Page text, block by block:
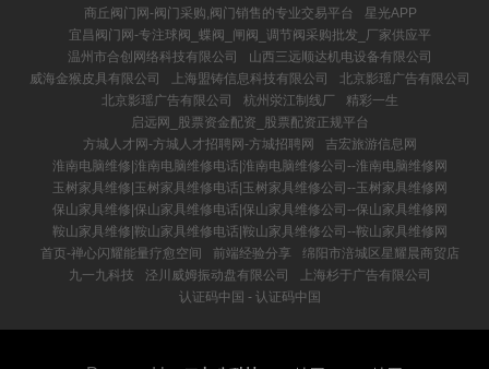
商丘阀门网-阀门采购,阀门销售的专业交易平台
星光APP
宜昌阀门网-专注球阀_蝶阀_闸阀_调节阀采购批发_厂家供应平
温州市合创网络科技有限公司
山西三远顺达机电设备有限公司
威海金猴皮具有限公司
上海盟铸信息科技有限公司
北京影瑶广告有限公司
北京影瑶广告有限公司
杭州泶江制线厂
精彩一生
启远网_股票资金配资_股票配资正规平台
方城人才网-方城人才招聘网-方城招聘网
吉宏旅游信息网
淮南电脑维修|淮南电脑维修电话|淮南电脑维修公司--淮南电脑维修网
玉树家具维修|玉树家具维修电话|玉树家具维修公司--玉树家具维修网
保山家具维修|保山家具维修电话|保山家具维修公司--保山家具维修网
鞍山家具维修|鞍山家具维修电话|鞍山家具维修公司--鞍山家具维修网
首页-禅心闪耀能量疗愈空间
前端经验分享
绵阳市涪城区星耀晨商贸店
九一九科技
泾川威姆振动盘有限公司
上海杉于广告有限公司
认证码中国 - 认证码中国